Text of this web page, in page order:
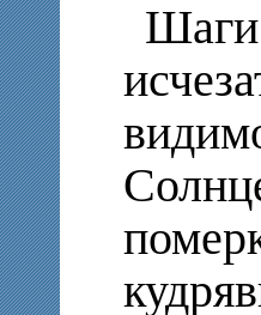
Шаги